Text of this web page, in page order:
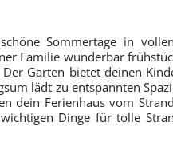
Sommertage in
Familie wunderbar
Garten bietet deinen
lädt zu entspannten
dein Ferienhaus vom
Dinge für tolle